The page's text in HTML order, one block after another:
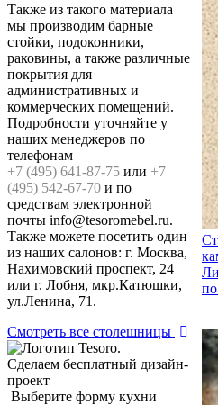
Также из такого материала
мы производим барные
стойки, подоконники,
раковины, а также различные
покрытия для
административных и
коммерческих помещений.
Подробности уточняйте у
наших менеджеров по
телефонам
+7 (495) 641-87-75 или +7
(495) 542-67-70 и по
средствам электронной
почты info@tesoromebel.ru.
Также можете посетить один
из наших салонов: г. Москва,
Нахимовский проспект, 24
или г. Лобня, мкр.Катюшки,
ул.Ленина, 71.
Смотреть все столешницы
Сделаем бесплатный дизайн-
проект
Выберите форму кухни